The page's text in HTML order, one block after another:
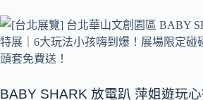
BABY SHARK 放電趴 萍姐遊玩